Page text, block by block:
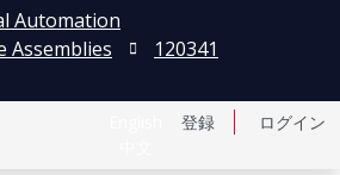
登録 ログイン
Automation
Assemblies
120341